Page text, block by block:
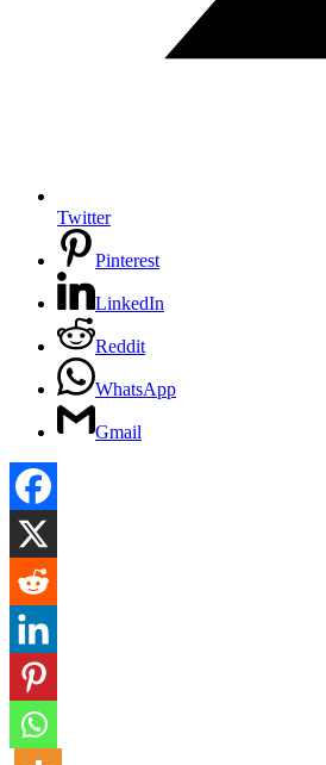
Twitter
Pinterest
LinkedIn
Reddit
WhatsApp
Gmail